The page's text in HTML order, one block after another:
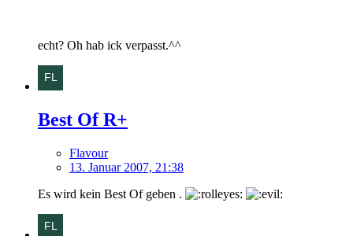
echt? Oh hab ick verpasst.^^
Best Of R+
Flavour
13. Januar 2007, 21:38
Es wird kein Best Of geben .